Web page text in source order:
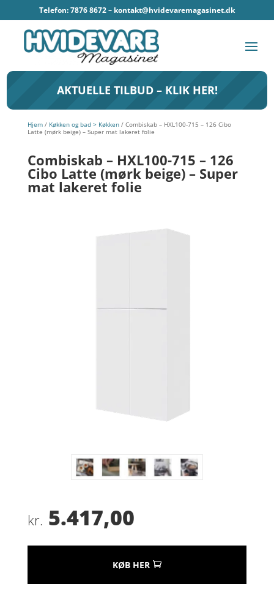
Telefon: 7876 8672 – kontakt@hvidevaremagasinet.dk
AKTUELLE TILBUD – KLIK HER!
Hjem/ Køkken og bad > Køkken/ Combiskab – HXL100-715 – 126 Cibo
Latte (mørk beige) – Super mat lakeret folie
Combiskab – HXL100-715 – 126
Cibo Latte (mørk beige) – Super
mat lakeret folie
kr. 5.417,00
KØB HER